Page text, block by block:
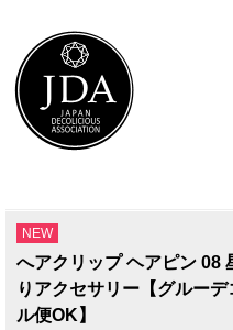
NEW
へアクリップ ヘアピン 08
りアクセサリー【グルー
ル便OK】